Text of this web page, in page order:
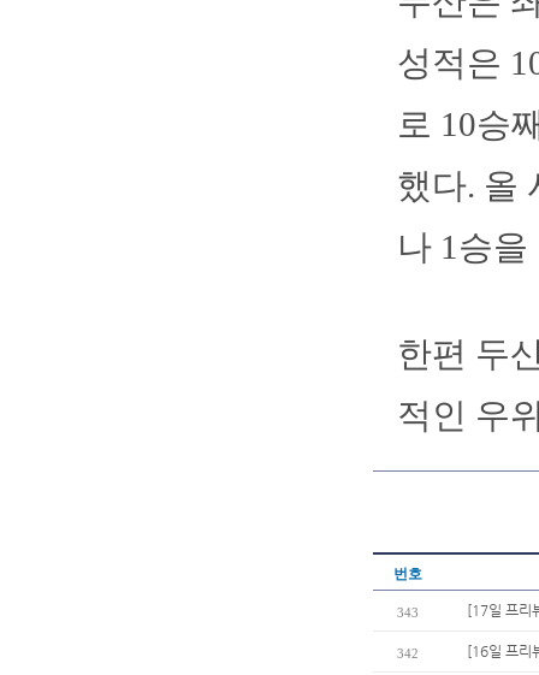
성적은
로 10승
했다. 올
나 1승
한편 두
적인 우
번호
343 [17일 프리
342 [16일 프리